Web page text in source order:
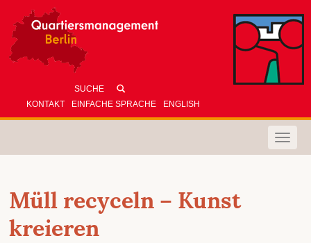
KONTAKT EINFACHE SPRACHE ENGLISH
Toggle
Müll recyceln – Kunst
kreieren